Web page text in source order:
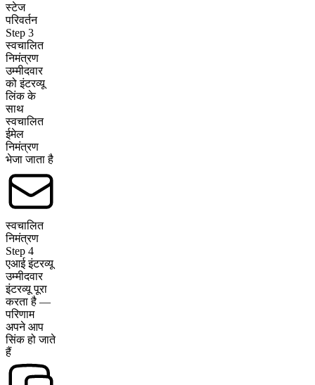
स्टेज
परिवर्तन
Step 3
स्वचालित
निमंत्रण
उम्मीदवार
को इंटरव्यू
लिंक के
साथ
स्वचालित
ईमेल
निमंत्रण
भेजा जाता है
स्वचालित
निमंत्रण
Step 4
एआई इंटरव्यू
उम्मीदवार
इंटरव्यू पूरा
करता है —
परिणाम
अपने आप
सिंक हो जाते
हैं